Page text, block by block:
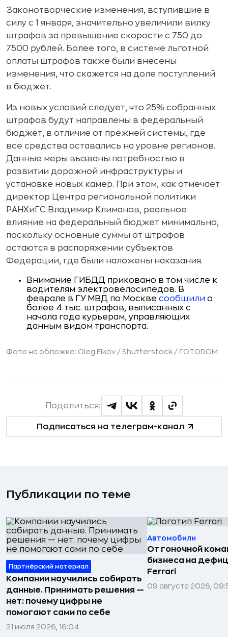
Законотворческие изменения, вступившие в
силу с 1 января, значительно увеличили вилку
штрафов за превышение скорости с 750 до
7500 рублей. Более того, в системе льготной
оплаты штрафов также были внесены
изменения, что скажется на доле поступлений
в бюджет.
Из новых условий следует, что 25% собранных
штрафов будут направлены в федеральный
бюджет, в отличие от прежней системы, где
все средства оставались на уровне регионов.
Данные меры вызваны потребностью в
развитии дорожной инфраструктуры и
установке новых камер. При этом, как отмечает
директор Центра региональной политики
РАНХиГС Владимир Климанов, реальное
влияние на федеральный бюджет минимально,
поскольку основные суммы от штрафов
остаются в распоряжении субъектов
Федерации, где были наложены наказания.
Внимание ГИБДД приковано в том числе к
водителям электровелосипедов. В
феврале в ГУ МВД по Москве сообщили о
более 4 тыс. штрафов, выписанных с
начала года курьерам, управляющих
данным видом транспорта.
Фото на обложке: Oleg Elkov / Shutterstock / FOTODOM
Подписаться на телеграм-канал
Поделиться:
Публикации по теме
Партнёрский материал
Компании научились собирать
данные. Принимать решения —
нет: почему цифры не
помогают сами по себе
21 июля 2026, 16:04
Автомобили
От гоночной
бизнеса на
Ferrari
09 августа 2026,